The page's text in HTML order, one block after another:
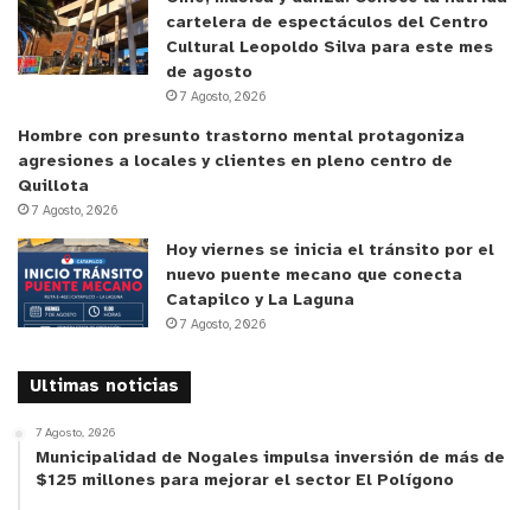
En la misma línea, Álvaro Erazo Ortega, integrante
de Fundación Protege Los Molles, valoró este
importante paso histórico.
nosotros es muy, muy importante. Un anhelo
histórico para la mayoría de Los Mollinos. De
verdad estoy muy contento. Muy alegre de que se
haya realizado este hito, de que la Municipalidad
esté danto un acto potente de recuperación de
legalidad, de recuperar mucho tiempo de
administraciones que no se habían hecho cargo
del tema”.
Asimismo, Luis Osorio Pereira, integrante de
Cabildo Ciudadano
importancia y agradecemos la participación e
iniciativa que ha tenido el Municipio de nuestra
cartelera de espectáculos del Centro
Cultural Leopoldo Silva para este mes
de agosto
7 Agosto, 2026
Hombre con presunto trastorno mental protagoniza
agresiones a locales y clientes en pleno centro de
Quillota
7 Agosto, 2026
Hoy viernes se inicia el tránsito por el
nuevo puente mecano que conecta
Catapilco y La Laguna
7 Agosto, 2026
Ultimas noticias
7 Agosto, 2026
Municipalidad de Nogales impulsa inversión de más de
$125 millones para mejorar el sector El Polígono